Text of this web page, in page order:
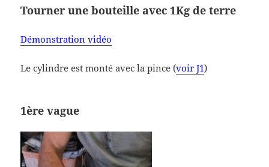
Tourner unebouteille avec 1Kg de terre
Démonstration vidéo
Le cylindre est monté avec la pince (voir J1)
1ère vague